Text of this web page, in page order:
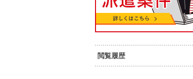
閲覧履歴
おける管理業務。 PM・PL・作業担
当者の全体統括、進行管理・調整を
担うポジション。 【開発環境】 不明
【担当工程】 ・プロジェクトマネジ
・顧客折衝、要件理解および伝達
詳細を見る